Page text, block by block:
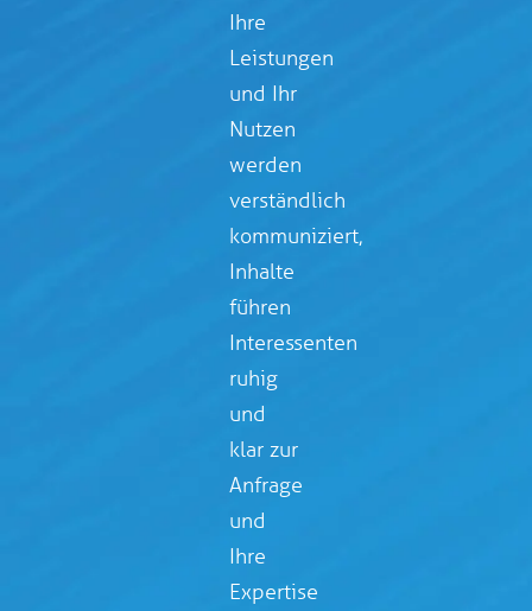
Ihre
Leistungen
und Ihr
Nutzen
werden
verständlich
kommuniziert,
Inhalte
führen
Interessenten
ruhig
und
klar zur
Anfrage
und
Ihre
Expertise